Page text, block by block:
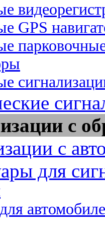
GPS
с
с
для